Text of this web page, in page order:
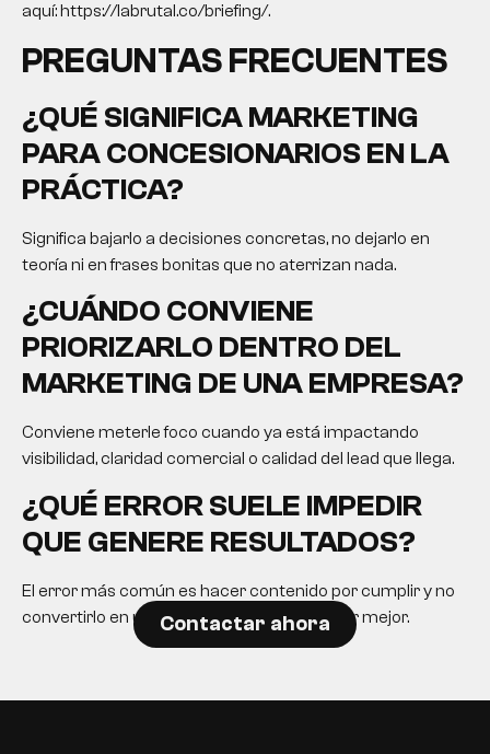
aquí: https://labrutal.co/briefing/.
PREGUNTAS FRECUENTES
¿QUÉ SIGNIFICA MARKETING
PARA CONCESIONARIOS EN LA
PRÁCTICA?
Significa bajarlo a decisiones concretas, no dejarlo en
teoría ni en frases bonitas que no aterrizan nada.
¿CUÁNDO CONVIENE
PRIORIZARLO DENTRO DEL
MARKETING DE UNA EMPRESA?
Conviene meterle foco cuando ya está impactando
visibilidad, claridad comercial o calidad del lead que llega.
¿QUÉ ERROR SUELE IMPEDIR
QUE GENERE RESULTADOS?
El error más común es hacer contenido por cumplir y no
convertirlo en una herramienta para decidir mejor.
Contactar ahora